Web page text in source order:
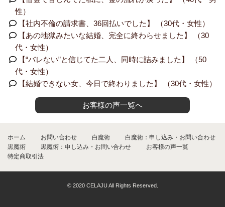
性）
【社内不倫の請求書、36回払いでした】 （30代・女性）
【あの地獄みたいな結婚、完全に終わらせました】 （30
代・女性）
【“バレない”と信じてた二人、同時に詰みました】 （50
代・女性）
【結婚できない女、今日で終わりました】 （30代・女性）
お客様の声一覧へ
ホーム お問い合わせ 白魔術
白魔術：申し込み・お問い合わせ
黒魔術
黒魔術：申し込み・お問い合わせ
お客様の声一覧
特定商取引法
© 2020 CELAJU All Rights Reserved.